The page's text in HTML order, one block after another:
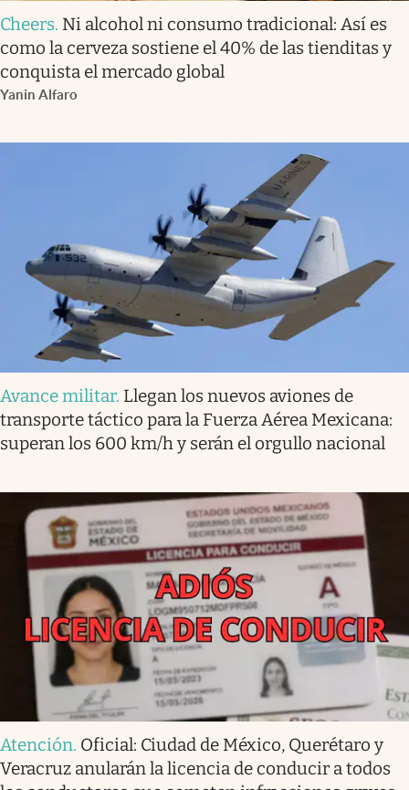
Cheers. Ni alcohol ni consumo tradicional: Así es
como la cerveza sostiene el 40% de las tienditas y
conquista el mercado global
Yanin Alfaro
Avance militar. Llegan los nuevos aviones de
transporte táctico para la Fuerza Aérea Mexicana:
superan los 600 km/h y serán el orgullo nacional
Atención. Oficial: Ciudad de México, Querétaro y
Veracruz anularán la licencia de conducir a todos